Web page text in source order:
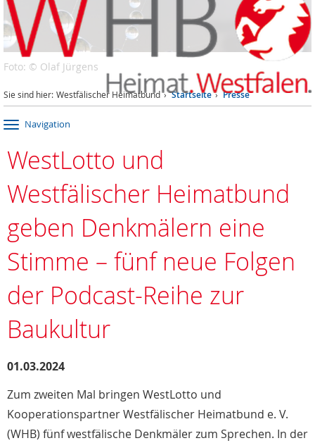
Foto: © Olaf Jürgens
Sie sind hier: Westfälischer Heimatbund Startseite Presse
Navigation
WestLotto und
Westfälischer Heimatbund
geben Denkmälern eine
Stimme – fünf neue Folgen
der Podcast-Reihe zur
Baukultur
01.03.2024
Zum zweiten Mal bringen WestLotto und
Kooperationspartner Westfälischer Heimatbund e. V.
(WHB) fünf westfälische Denkmäler zum Sprechen. In der